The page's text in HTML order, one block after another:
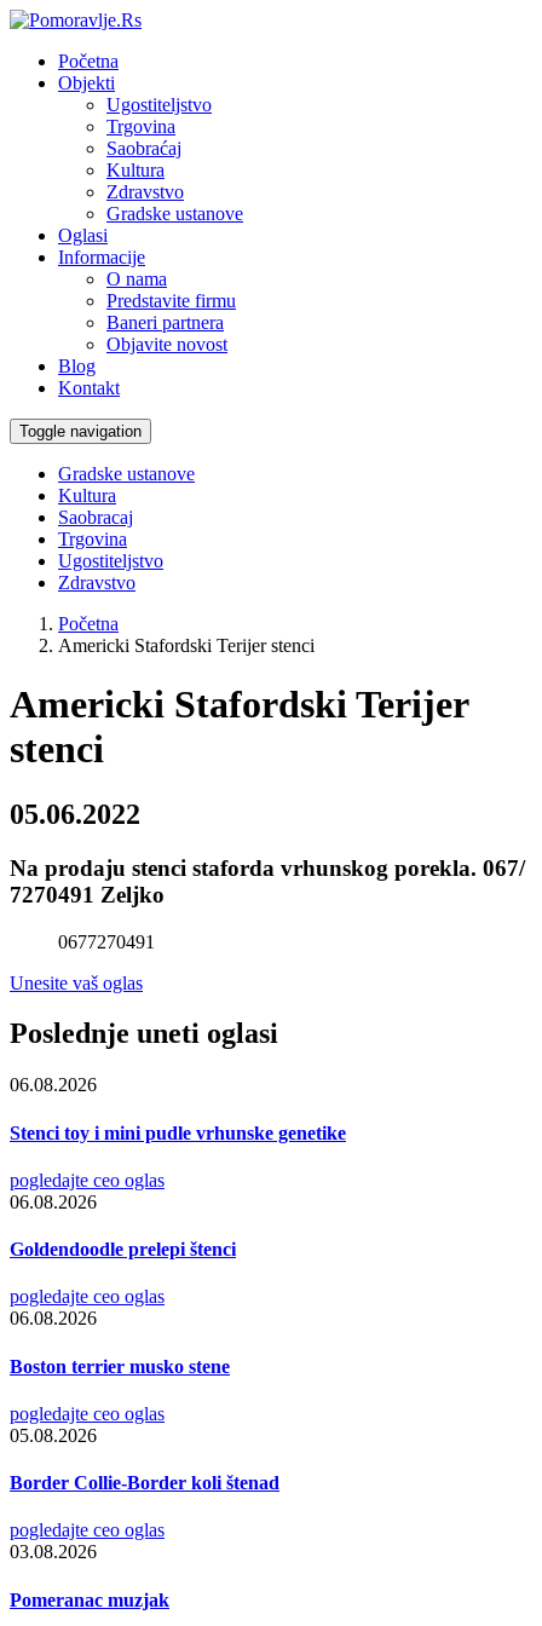
Početna
Objekti
Ugostiteljstvo
Trgovina
Saobraćaj
Kultura
Zdravstvo
Gradske ustanove
Oglasi
Informacije
O nama
Predstavite firmu
Baneri partnera
Objavite novost
Blog
Kontakt
Toggle navigation
Gradske ustanove
Kultura
Saobracaj
Trgovina
Ugostiteljstvo
Zdravstvo
Početna
Americki Stafordski Terijer stenci
Americki Stafordski Terijer
stenci
05.06.2022
Na prodaju stenci staforda vrhunskog porekla. 067/
7270491 Zeljko
0677270491
Unesite vaš oglas
Poslednje uneti oglasi
06.08.2026
Stenci toy i mini pudle vrhunske genetike
pogledajte ceo oglas
06.08.2026
Goldendoodle prelepi štenci
pogledajte ceo oglas
06.08.2026
Boston terrier musko stene
pogledajte ceo oglas
05.08.2026
Border Collie-Border koli štenad
pogledajte ceo oglas
03.08.2026
Pomeranac muzjak